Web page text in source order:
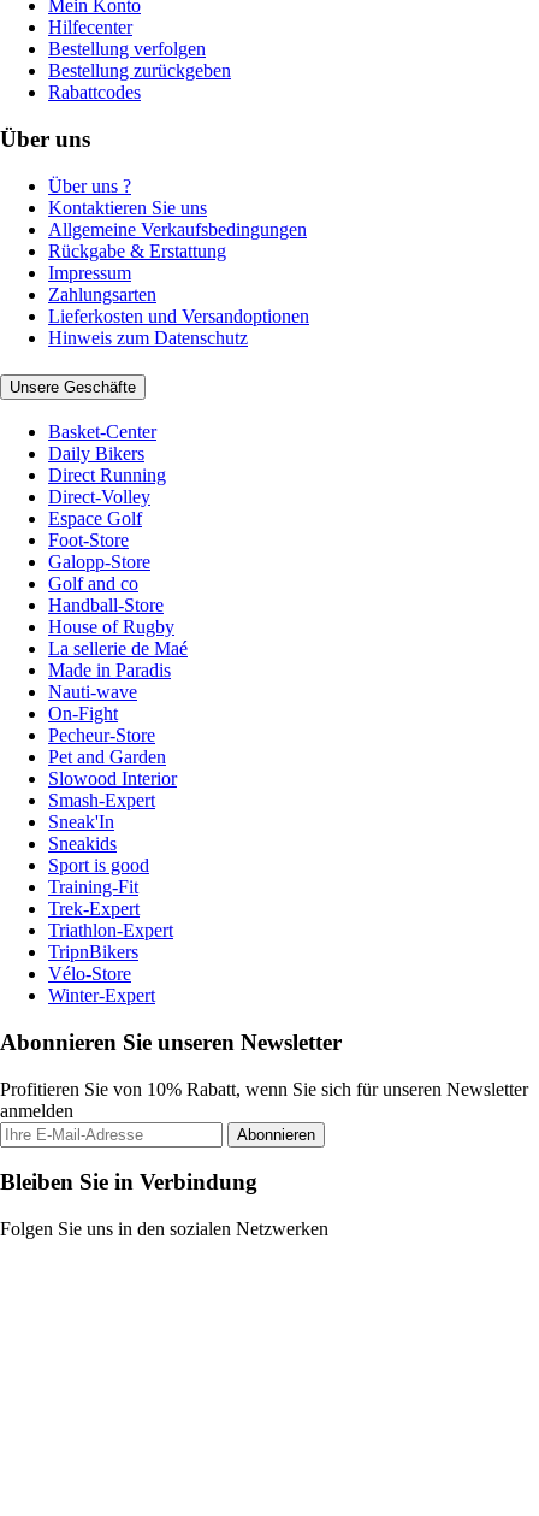
Mein Konto
Hilfecenter
Bestellung verfolgen
Bestellung zurückgeben
Rabattcodes
Über uns
Über uns ?
Kontaktieren Sie uns
Allgemeine Verkaufsbedingungen
Rückgabe & Erstattung
Impressum
Zahlungsarten
Lieferkosten und Versandoptionen
Hinweis zum Datenschutz
Unsere Geschäfte
Basket-Center
Daily Bikers
Direct Running
Direct-Volley
Espace Golf
Foot-Store
Galopp-Store
Golf and co
Handball-Store
House of Rugby
La sellerie de Maé
Made in Paradis
Nauti-wave
On-Fight
Pecheur-Store
Pet and Garden
Slowood Interior
Smash-Expert
Sneak'In
Sneakids
Sport is good
Training-Fit
Trek-Expert
Triathlon-Expert
TripnBikers
Vélo-Store
Winter-Expert
Abonnieren Sie unseren Newsletter
Profitieren Sie von 10% Rabatt, wenn Sie sich für unseren Newsletter
anmelden
Abonnieren
Bleiben Sie in Verbindung
Folgen Sie uns in den sozialen Netzwerken